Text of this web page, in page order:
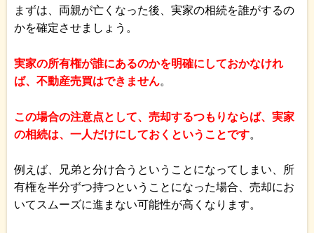
まずは、両親が亡くなった後、実家の相続を誰がするの
かを確定させましょう。
実家の所有権が誰にあるのかを明確にしておかなけれ
ば、不動産売買はできません。
この場合の注意点として、売却するつもりならば、実家
の相続は、一人だけにしておくということです。
例えば、兄弟と分け合うということになってしまい、所
有権を半分ずつ持つということになった場合、売却にお
いてスムーズに進まない可能性が高くなります。